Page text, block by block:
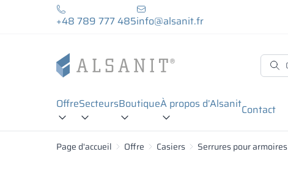
+48 789 777 485info@alsanit.fr
OffreSecteursBoutiqueÀ propos d’AlsanitContact
Page d'accueil Offre Casiers Serrures pour armoires